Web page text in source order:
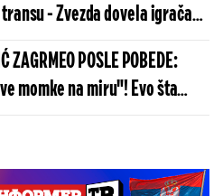
- Zvezda dovela igrača
ZAGRMEO POSLE POBEDE:
momke na miru"! Evo šta
golmana!